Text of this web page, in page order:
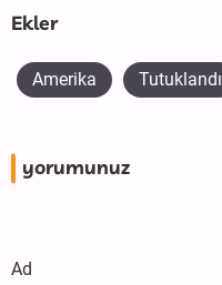
Ekler
Amerika Tutuklandı
yorumunuz
Ad